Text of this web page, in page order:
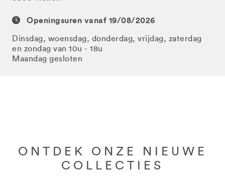
Openingsuren vanaf 19/08/2026
Dinsdag, woensdag, donderdag, vrijdag, zaterdag
en zondag van 10u - 18u
Maandag gesloten
ONTDEK ONZE NIEUWE
COLLECTIES